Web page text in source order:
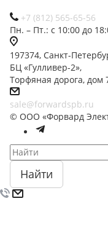
+7 (812) 565-65-56
Пн. – Пт.: с 10:00 до
197374, Санкт-
БЦ «Гулливер-2»,
Торфяная дорога,
sale@forwardspb.ru
© ООО «Форвард
Найти